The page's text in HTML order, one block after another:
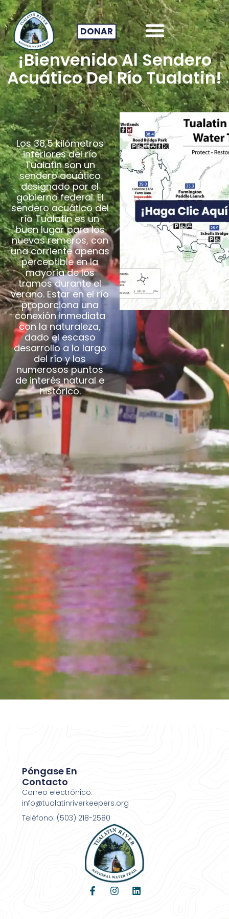
DONAR
¡Bienvenido Al Sendero
Acuático Del Río Tualatin!
Los 38,5 kilómetros
inferiores del río
Tualatin son un
sendero acuático
designado por el
gobierno federal. El
sendero acuático del
río Tualatin es un
buen lugar para los
nuevos remeros, con
una corriente apenas
perceptible en la
mayoría de los
tramos durante el
verano. Estar en el río
proporciona una
conexión inmediata
con la naturaleza,
dado el escaso
desarrollo a lo largo
del río y los
numerosos puntos
de interés natural e
histórico.
Póngase En
Contacto
Correo electrónico:
info@tualatinriverkeepers.org
Teléfono: (503) 218-2580